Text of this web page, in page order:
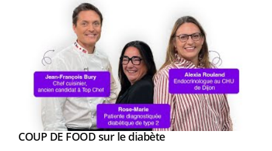
Youtube
COUP DE FOOD sur le diabèteYoutube